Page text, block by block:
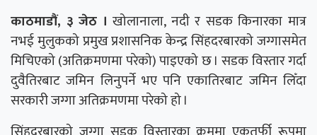
काठमाडौं, ३ जेठ । खोलानाला, नदी र सडक किनारका मात्र
नभई मुलुकको प्रमुख प्रशासनिक केन्द्र सिंहदरबारको जग्गासमेत
मिचिएको (अतिक्रमणमा परेको) पाइएको छ । सडक विस्तार गर्दा
दुवैतिरबाट जमिन लिनुपर्ने भए पनि एकातिरबाट जमिन लिँदा
सरकारी जग्गा अतिक्रमणमा परेको हो ।